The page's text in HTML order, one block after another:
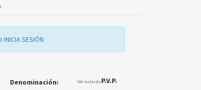
INICIA SESIÓN
Denominación: IVA Incluido P.V.P.